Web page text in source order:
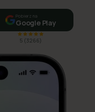
Pobierz na
Google Play
5 (3266)